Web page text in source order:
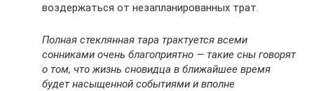
воздержаться от незапланированных трат.
Полная стеклянная тара трактуется всеми
сонниками очень благоприятно — такие сны говорят
о том, что жизнь сновидца в ближайшее время
будет насыщенной событиями и вполне